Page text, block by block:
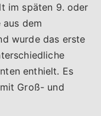
im späten 9. oder
dem
wurde das erste
enthielt. Es
Groß- und